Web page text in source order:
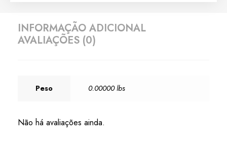
INFORMAÇÃO ADICIONAL
AVALIAÇÕES (0)
Peso 0.00000 lbs
Não há avaliações ainda.